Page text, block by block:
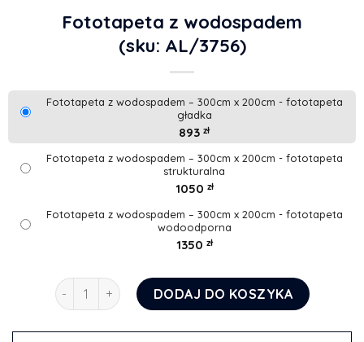
Fototapeta z wodospadem
(sku: AL/3756)
Fototapeta z wodospadem – 300cm x 200cm - fototapeta
gładka
893 zł
Fototapeta z wodospadem – 300cm x 200cm - fototapeta
strukturalna
1050 zł
Fototapeta z wodospadem – 300cm x 200cm - fototapeta
wodoodporna
1350 zł
ilość Fototapeta z wodospadem
DODAJ DO KOSZYKA